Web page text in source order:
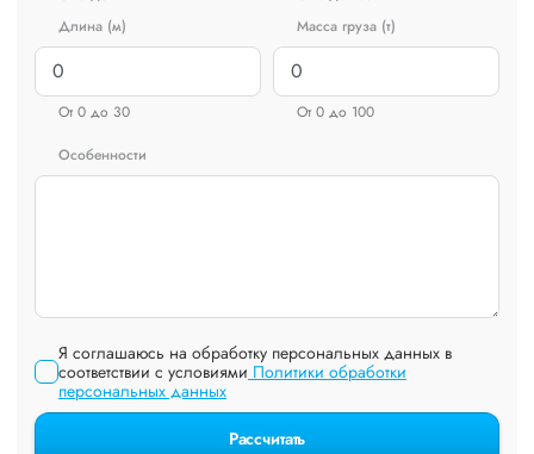
Длина (м)
От 0 до 30
Масса груза (т)
От 0 до 100
Особенности
Я соглашаюсь на обработку персональных данных в
соответствии с условиями Политики обработки
персональных данных
Рассчитать